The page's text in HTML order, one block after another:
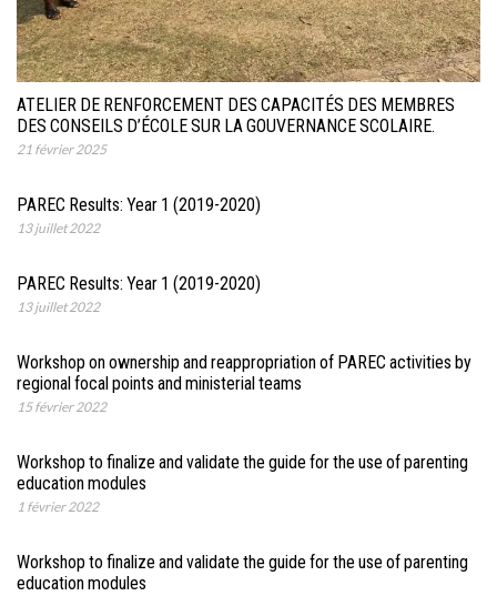
ATELIER DE RENFORCEMENT DES CAPACITÉS DES MEMBRES
DES CONSEILS D’ÉCOLE SUR LA GOUVERNANCE SCOLAIRE.
21 février 2025
PAREC Results: Year 1 (2019-2020)
13 juillet 2022
PAREC Results: Year 1 (2019-2020)
13 juillet 2022
Workshop on ownership and reappropriation of PAREC activities by
regional focal points and ministerial teams
15 février 2022
Workshop to finalize and validate the guide for the use of parenting
education modules
1 février 2022
Workshop to finalize and validate the guide for the use of parenting
education modules